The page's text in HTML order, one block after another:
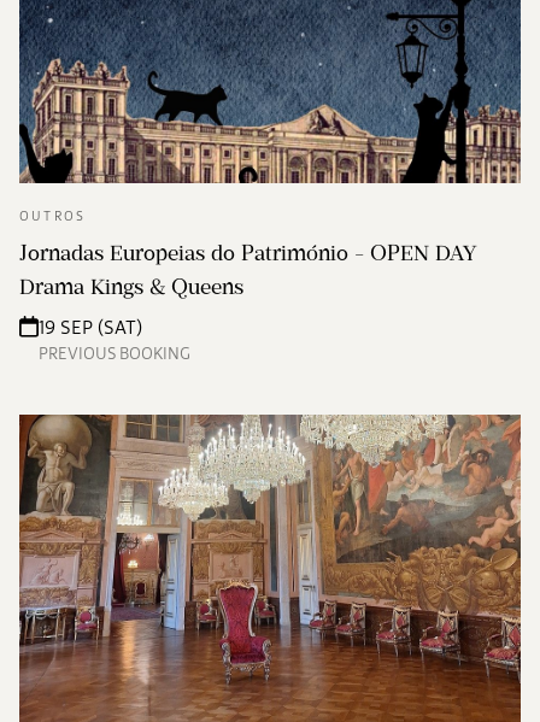
OUTROS
Jornadas Europeias do Património - OPEN DAY
Drama Kings & Queens
19 SEP (SAT)
PREVIOUS BOOKING